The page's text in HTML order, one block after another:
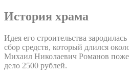
История храма
Идея его строительства
сбор средств, который длился
Михаил Николаевич Романов
дело 2500 рублей.